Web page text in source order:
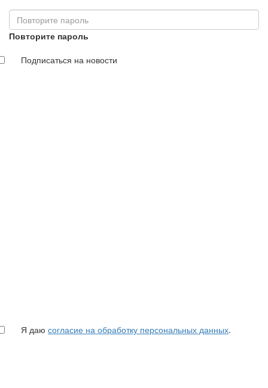
Повторите пароль
Подписаться на новости
Я даю согласие на обработку персональных данных.